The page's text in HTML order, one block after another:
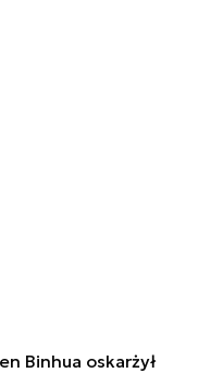
Binhua oskarżył